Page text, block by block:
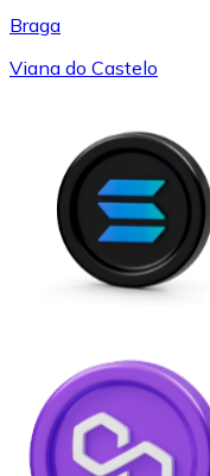
Braga
Viana do Castelo